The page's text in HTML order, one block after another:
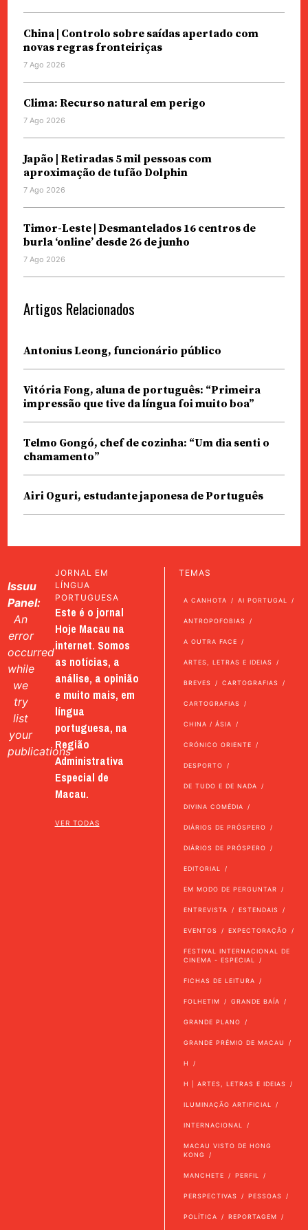
China | Controlo sobre saídas apertado com
novas regras fronteiriças
7 Ago 2026
Clima: Recurso natural em perigo
7 Ago 2026
Japão | Retiradas 5 mil pessoas com
aproximação de tufão Dolphin
7 Ago 2026
Timor-Leste | Desmantelados 16 centros de
burla ‘online’ desde 26 de junho
7 Ago 2026
Artigos Relacionados
Antonius Leong, funcionário público
Vitória Fong, aluna de português: “Primeira
impressão que tive da língua foi muito boa”
Telmo Gongó, chef de cozinha: “Um dia senti o
chamamento”
Airi Oguri, estudante japonesa de Português
Issuu
Panel:
An
error
occurred
while
we
try
list
your
publications
JORNAL EM
LÍNGUA
PORTUGUESA
Este é o jornal
Hoje Macau na
internet. Somos
as notícias, a
análise, a opinião
e muito mais, em
língua
portuguesa, na
Região
Administrativa
Especial de
Macau.
VER TODAS
TEMAS
A CANHOTA AI PORTUGAL
ANTROPOFOBIAS
A OUTRA FACE
ARTES, LETRAS E IDEIAS
BREVES CARTOGRAFIAS
CARTOGRAFIAS
CHINA / ÁSIA
CRÓNICO ORIENTE
DESPORTO
DE TUDO E DE NADA
DIVINA COMÉDIA
DIÁRIOS DE PRÓSPERO
DIÁRIOS DE PRÓSPERO
EDITORIAL
EM MODO DE PERGUNTAR
ENTREVISTA ESTENDAIS
EVENTOS EXPECTORAÇÃO
FESTIVAL INTERNACIONAL DE
CINEMA - ESPECIAL
FICHAS DE LEITURA
FOLHETIM GRANDE BAÍA
GRANDE PLANO
GRANDE PRÉMIO DE MACAU
H
H | ARTES, LETRAS E IDEIAS
ILUMINAÇÃO ARTIFICIAL
INTERNACIONAL
MACAU VISTO DE HONG
KONG
MANCHETE PERFIL
PERSPECTIVAS PESSOAS
POLÍTICA REPORTAGEM